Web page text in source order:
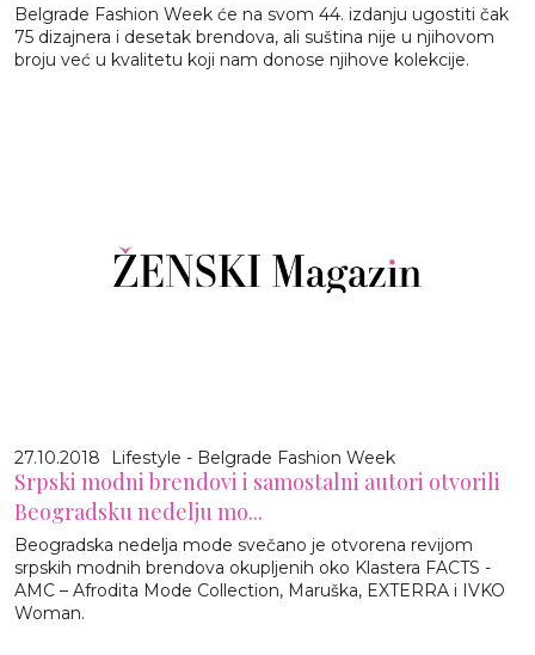
Belgrade Fashion Week će na svom 44. izdanju ugostiti čak
75 dizajnera i desetak brendova, ali suština nije u njihovom
broju već u kvalitetu koji nam donose njihove kolekcije.
27.10.2018 Lifestyle - Belgrade Fashion Week
Srpski modni brendovi i samostalni autori otvorili
Beogradsku nedelju mo...
Beogradska nedelja mode svečano je otvorena revijom
srpskih modnih brendova okupljenih oko Klastera FACTS -
AMC – Afrodita Mode Collection, Maruška, EXTERRA i IVKO
Woman.